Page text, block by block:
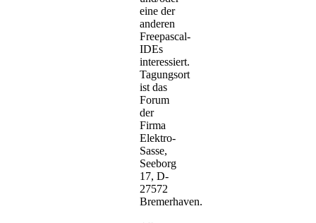
eine der
anderen
Freepascal-
IDEs
interessiert.
Tagungsort
ist das
Forum
der
Firma
Elektro-
Sasse,
Seeborg
17, D-
27572
Bremerhaven.